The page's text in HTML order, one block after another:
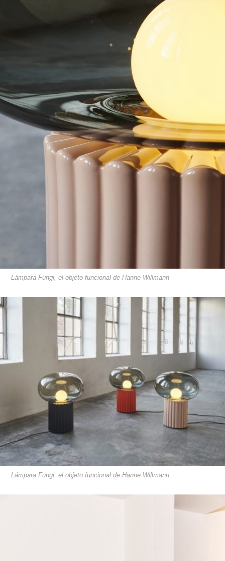
Lámpara Fungi, el objeto funcional de Hanne Willmann
Lámpara Fungi, el objeto funcional de Hanne Willmann